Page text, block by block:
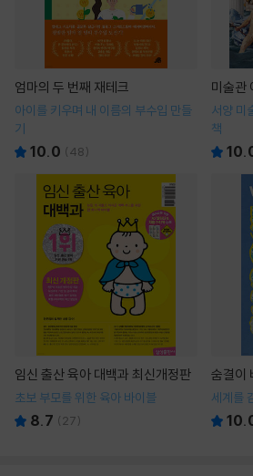
엄마의 두 번째 재테크
아이를 키우며 내 이름의 부수입 만들
기
10.0 (48)
미술관
서양 미
책
임신 출산 육아 대백과 최신개정판
초보 부모를 위한 육아 바이블
8.7 ( 27)
숨결이
세계를